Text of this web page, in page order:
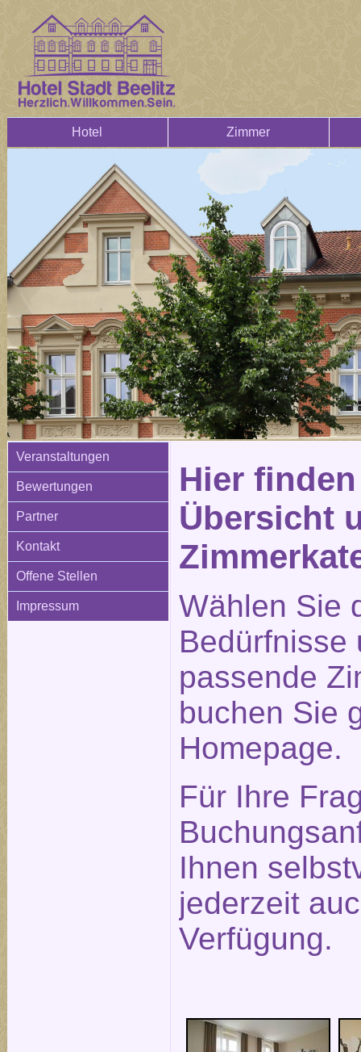
Hotel Zimmer
Veranstaltungen
Bewertungen
Partner
Kontakt
Offene Stellen
Impressum
Hier
Übersicht
Wählen Sie
Bedürfnisse
passende
buchen Sie
Homepage.
Für Ihre
Ihnen
jederzeit
Verfügung.